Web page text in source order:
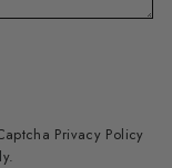
Privacy Policy